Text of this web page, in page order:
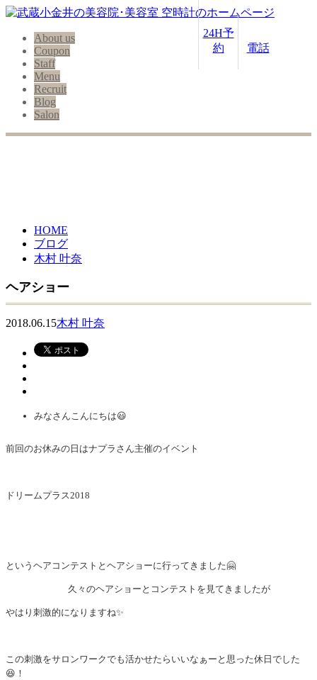
24H予
約
電話
About us
Coupon
Staff
Menu
Recruit
Blog
Salon
HOME
ブログ
木村 叶奈
ヘアショー
2018.06.15木村 叶奈
みなさんこんにちは😃
前回のお休みの日はナプラさん主催のイベント
ドリームプラス2018
というヘアコンテストとヘアショーに行ってきました🤗
久々のヘアショーとコンテストを見てきましたが
やはり刺激的になりますね✨
この刺激をサロンワークでも活かせたらいいなぁーと思った休日でした
😆！